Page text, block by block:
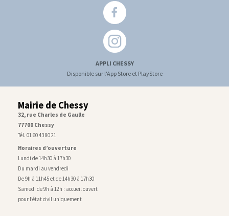
APPLI CHESSY
Disponible sur l'App Store et PlayStore
Mairie de Chessy
32, rue Charles de Gaulle
77700 Chessy
Tél. 01 60 43 80 21
Horaires d’ouverture
Lundi de 14h30 à 17h30
Du mardi au vendredi
De 9h à 11h45 et de 14h30 à 17h30
Samedi de 9h à 12h : accueil ouvert
pour l’état civil uniquement